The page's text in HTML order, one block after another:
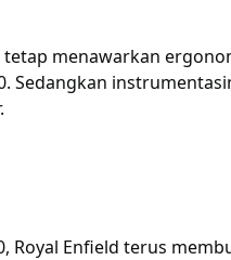
menawarkan
Sedangkan
Royal Enfield terus